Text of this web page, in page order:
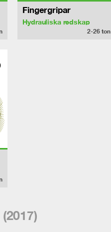
Fingergripar
Hydrauliska redskap
2-26ton